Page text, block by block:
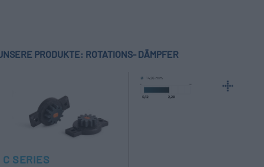
PRODUKTE: ROTATIONS- DÄMPFER
C SERIES